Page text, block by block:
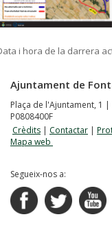
i hora de la darrera
Ajuntament de
Plaça de l'Ajuntament, 1
P0808400F
Crèdits | Contactar |
Mapa web
Segueix-nos a: